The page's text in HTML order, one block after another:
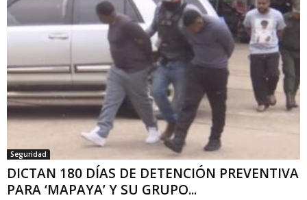
Seguridad
DICTAN 180 DÍAS DE DETENCIÓN PREVENTIVA
PARA ‘MAPAYA’ Y SU GRUPO...